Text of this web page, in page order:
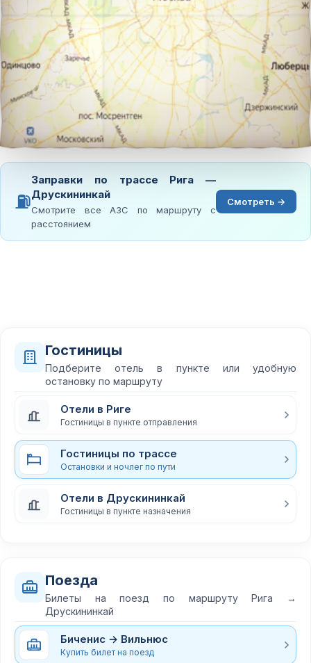
⛽
Заправки по трассе Рига —
Друскининкай
Смотрите все АЗС по маршруту с
расстоянием
Смотреть →
Гостиницы
Подберите отель в пункте или удобную
остановку по маршруту
Отели в Риге
Гостиницы в пункте отправления
Гостиницы по трассе
Остановки и ночлег по пути
Отели в Друскининкай
Гостиницы в пункте назначения
Поезда
Билеты на поезд по маршруту Рига →
Друскининкай
Биченис → Вильнюс
Купить билет на поезд